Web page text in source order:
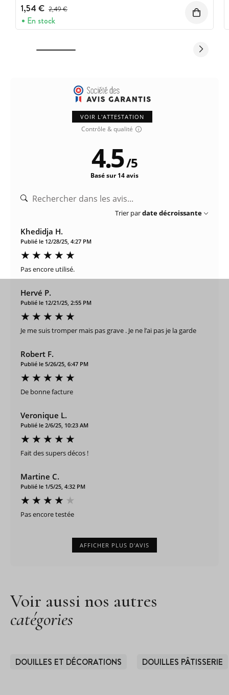
1,54 € Prix avant réduction :
2,49 €
En stock
VOIR L'ATTESTATION
Contrôle & qualité
4.5/5
Basé sur 14 avis
Trier pardate décroissante
Khedidja H.
Publié le 12/28/25, 4:27 PM
Pas encore utilisé.
Hervé P.
Publié le 12/21/25, 2:55 PM
Je me suis tromper mais pas grave . Je ne l’ai pas je la garde
Robert F.
Publié le 5/26/25, 6:47 PM
De bonne facture
Veronique L.
Publié le 2/6/25, 10:23 AM
Fait des supers décos !
Martine C.
Publié le 1/5/25, 4:32 PM
Pas encore testée
AFFICHER PLUS D'AVIS
Voir aussi nos autres
catégories
DOUILLES ET DÉCORATIONS DOUILLES PÂTISSERIE